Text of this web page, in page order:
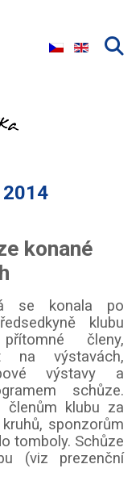
Select your
2014
konané
se konala po
klubu
členy,
na výstavách,
výstavy a
schůze.
členům klubu za
sponzorům
tomboly. Schůze
(viz prezenční